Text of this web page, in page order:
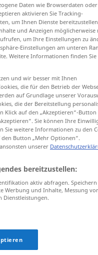
Daten wie Browserdaten oder
aktivieren Sie Tracking-
um Ihnen Dienste
und Anzeigen möglicherweise
um Ihre Einstellungen zu
Einstellungen am unteren
Weitere Informationen finden Sie
und wir besser mit Ihnen
die für den Betrieb der
auf Grundlage unserer
die der Bereitstellung
Klick auf den „Akzeptieren“-
Sie können Ihre
Sie weitere Informationen zu den
Button „Mehr Optionen“.
unserer
bereitzustellen:
aktiv abfragen.
Werbung und Inhalte, Messung
Dienstleistungen.